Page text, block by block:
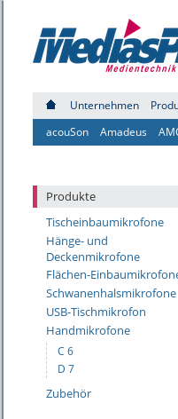
Unternehmen
acouSon
Amadeus
Produkte
Tischeinbaumikrofone
Hänge- und
Deckenmikrofone
Flächen-
Schwanenhalsmikrofone
USB-Tischmikrofon
Handmikrofone
C 6
D 7
Zubehör